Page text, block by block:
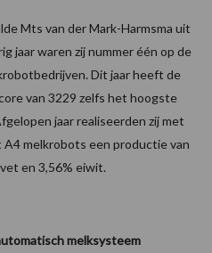
Mts van der Mark-Harmsma uit
jaar waren zij nummer één op de
Dit jaar heeft de
van 3229 zelfs het hoogste
jaar realiseerden zij met
melkrobots een productie van
en 3,56% eiwit.
melksysteem